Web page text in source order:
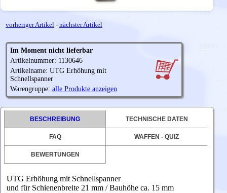
vorheriger Artikel - nächster Artikel
Im Moment nicht lieferbar
Artikelnummer: 1130646
Artikelname: UTG Erhöhung mit
Schnellspanner
Warengruppe: alle Produkte anzeigen
BESCHREIBUNG TECHNISCHE DATEN
FAQ WAFFEN - QUIZ
BEWERTUNGEN
UTG Erhöhung mit Schnellspanner
und für Schienenbreite 21 mm / Bauhöhe ca. 15 mm